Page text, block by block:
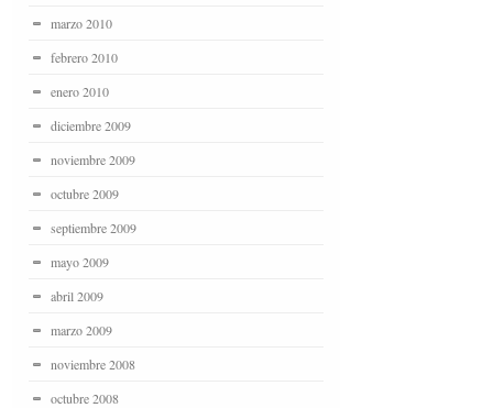
marzo 2010
febrero 2010
enero 2010
diciembre 2009
noviembre 2009
octubre 2009
septiembre 2009
mayo 2009
abril 2009
marzo 2009
noviembre 2008
octubre 2008